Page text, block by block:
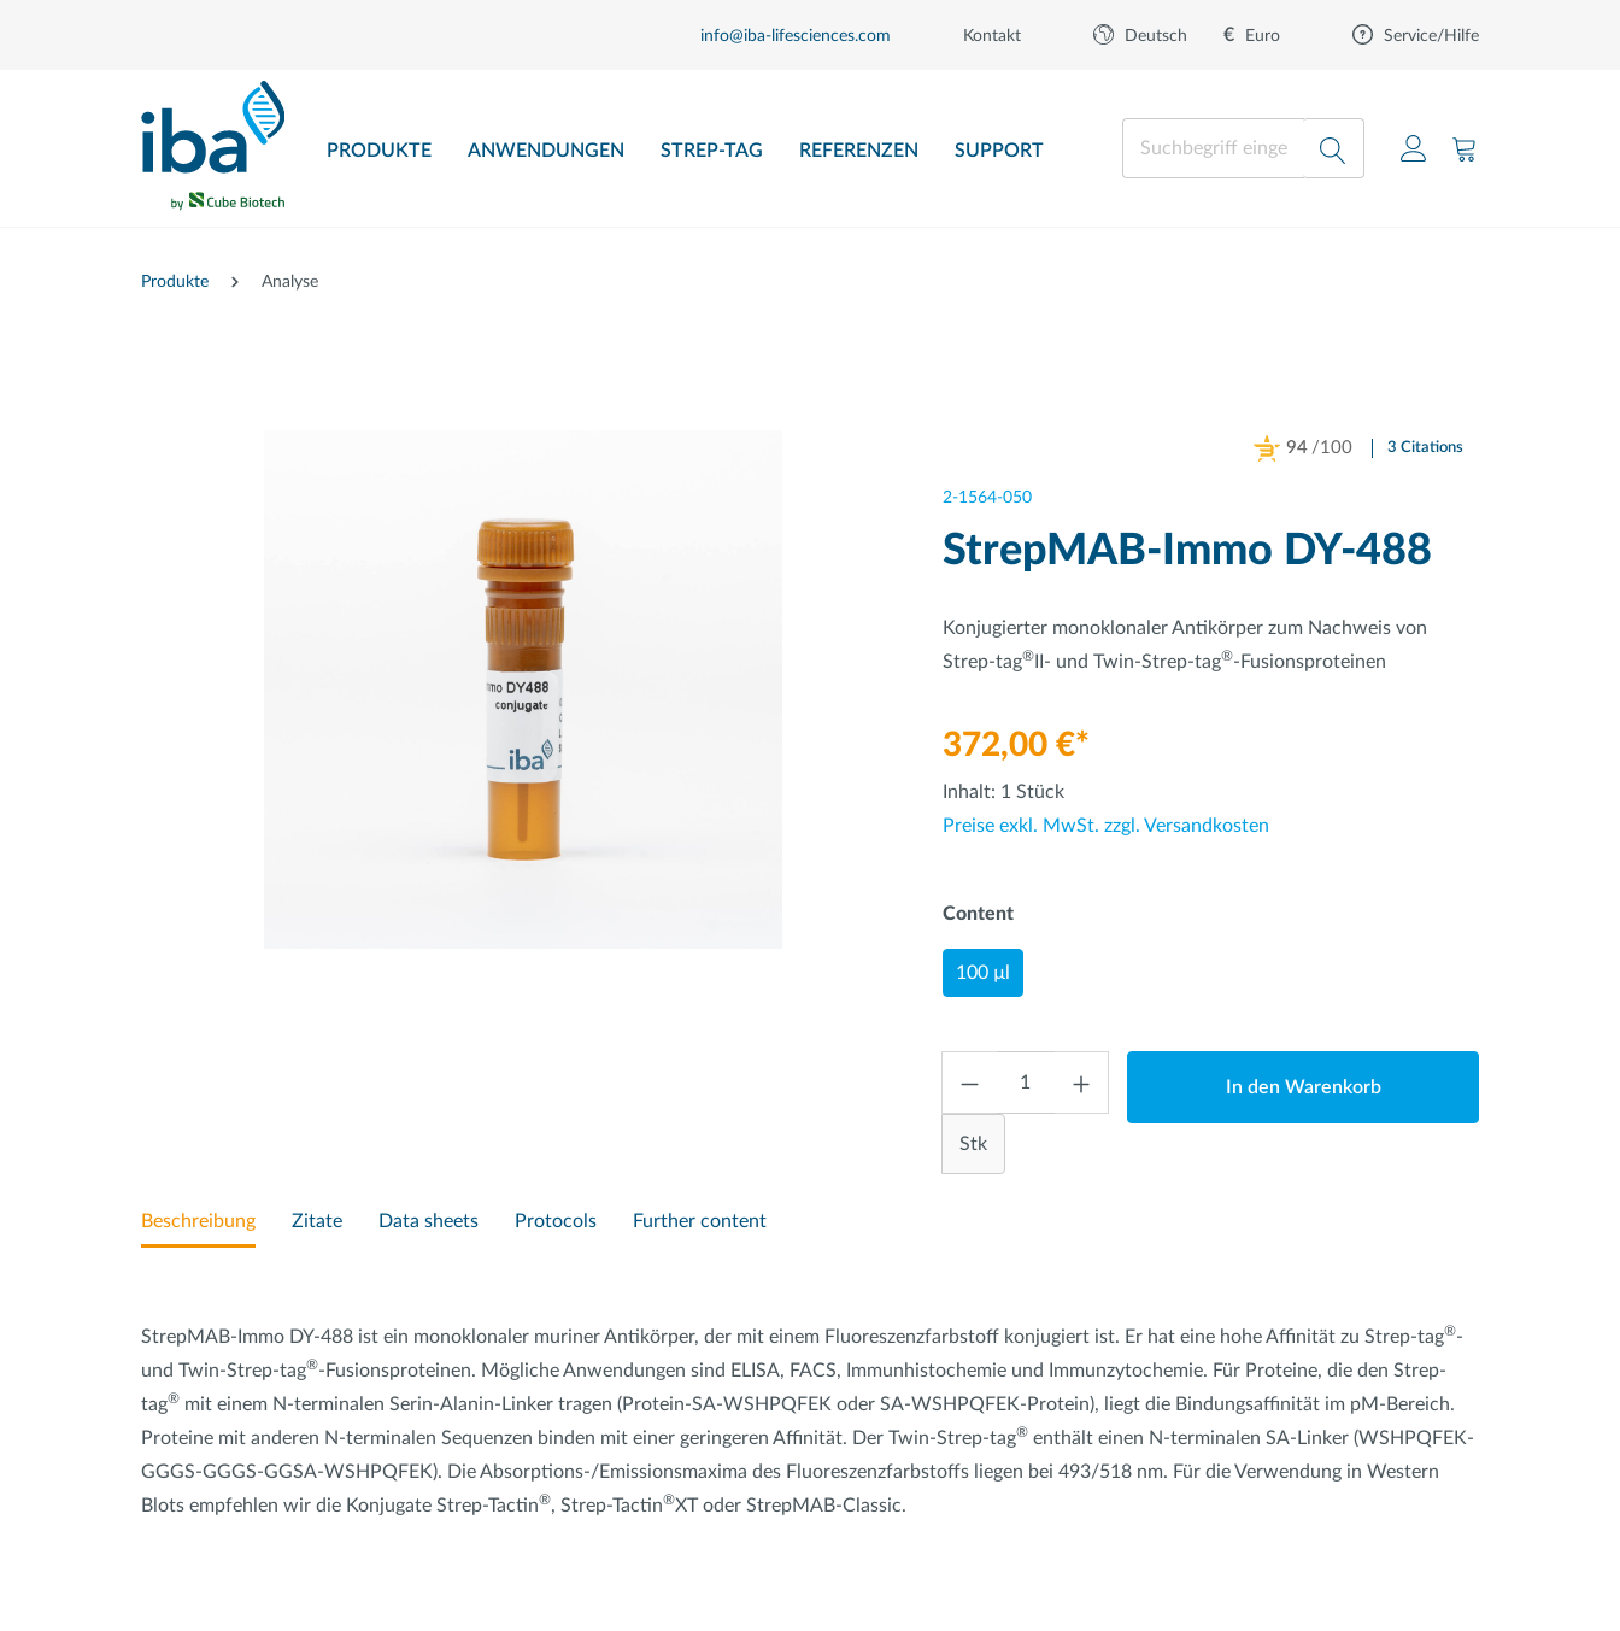
info@iba-lifesciences.com Kontakt Deutsch € Euro Service/Hilfe
PRODUKTE ANWENDUNGEN STREP-TAG REFERENZEN SUPPORT
Produkte Analyse
94 /100 3 Citations
2-1564-050
StrepMAB-Immo DY-488
Konjugierter monoklonaler Antikörper zum Nachweis von
Strep-tag® II- und Twin-Strep-tag®-Fusionsproteinen
372,00 €*
Inhalt: 1 Stück
Preise exkl. MwSt. zzgl. Versandkosten
Content
100 µl
Stk
In den Warenkorb
Beschreibung Zitate Data sheets Protocols Further content
StrepMAB-Immo DY-488 ist ein monoklonaler muriner Antikörper, der mit einem Fluoreszenzfarbstoff konjugiert ist. Er hat eine hohe Affinität zu Strep-tag®-
und Twin-Strep-tag®-Fusionsproteinen. Mögliche Anwendungen sind ELISA, FACS, Immunhistochemie und Immunzytochemie. Für Proteine, die den Strep-
tag® mit einem N-terminalen Serin-Alanin-Linker tragen (Protein-SA-WSHPQFEK oder SA-WSHPQFEK-Protein), liegt die Bindungsaffinität im pM-Bereich.
Proteine mit anderen N-terminalen Sequenzen binden mit einer geringeren Affinität. Der Twin-Strep-tag® enthält einen N-terminalen SA-Linker (WSHPQFEK-
GGGS-GGGS-GGSA-WSHPQFEK). Die Absorptions-/Emissionsmaxima des Fluoreszenzfarbstoffs liegen bei 493/518 nm. Für die Verwendung in Western
Blots empfehlen wir die Konjugate Strep-Tactin®, Strep-Tactin®XT oder StrepMAB-Classic.